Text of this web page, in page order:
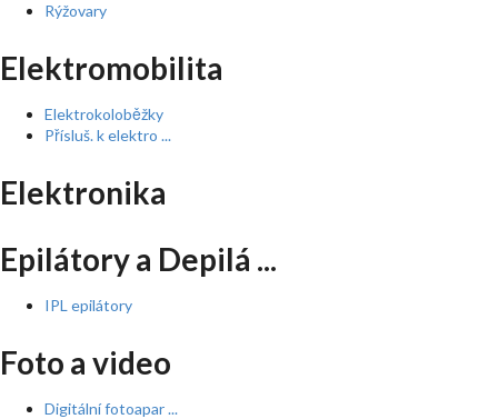
Rýžovary
Elektromobilita
Elektrokoloběžky
Přísluš. k elektro ...
Elektronika
Epilátory a Depilá ...
IPL epilátory
Foto a video
Digitální fotoapar ...